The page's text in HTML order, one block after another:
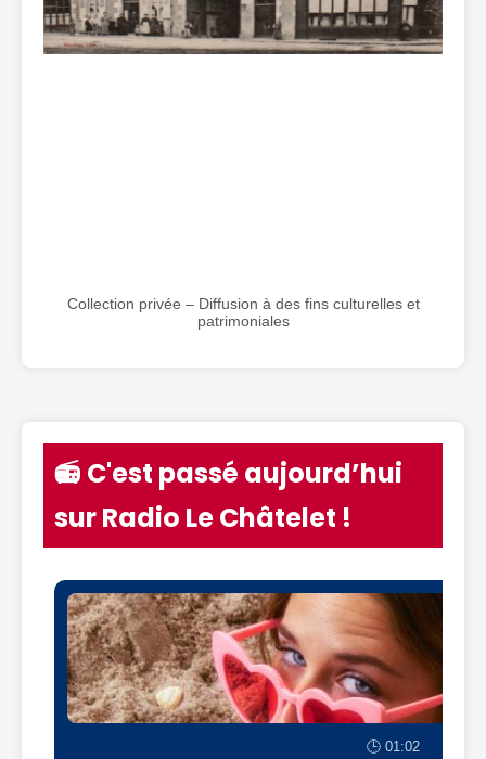
Collection privée – Diffusion à des fins culturelles et
patrimoniales
📻 C'est passé aujourd’hui
sur Radio Le Châtelet !
🕒 01:02